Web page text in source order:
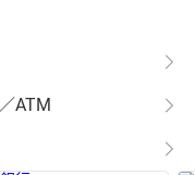
ATM